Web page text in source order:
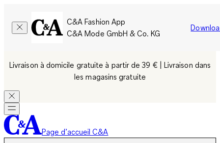
C&A Fashion App
C&A Mode GmbH & Co. KG
Livraison à domicile gratuite à partir de 39 € | Livraison dans
les magasins gratuite
Page d’accueil C&A